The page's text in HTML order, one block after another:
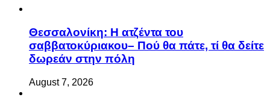
Θεσσαλονίκη: Η ατζέντα του
σαββατοκύριακου– Πού θα πάτε, τί θα δείτε
δωρεάν στην πόλη
August 7, 2026